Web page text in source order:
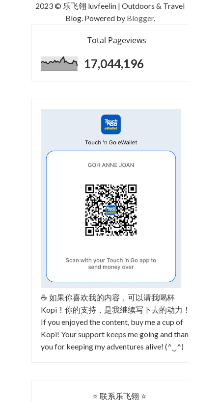
2023 © 乐飞翎 luvfeelin | Outdoors & Travel
Blog. Powered by Blogger.
Total Pageviews
17,044,196
☕ 如果你喜欢我的内容，可以请我喝杯
Kopi！你的支持，是我继续写下去的动力！
If you enjoyed the content, buy me a cup of
Kopi! Your support keeps me going and thank
you for keeping my adventures alive! (^‿^)
⭐ 联系乐飞翎 ⭐